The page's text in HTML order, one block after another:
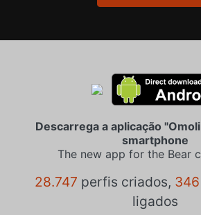
Descarrega a aplicação
smartphone
The new app for the Bear
28.747 perfis criados, 346
ligados